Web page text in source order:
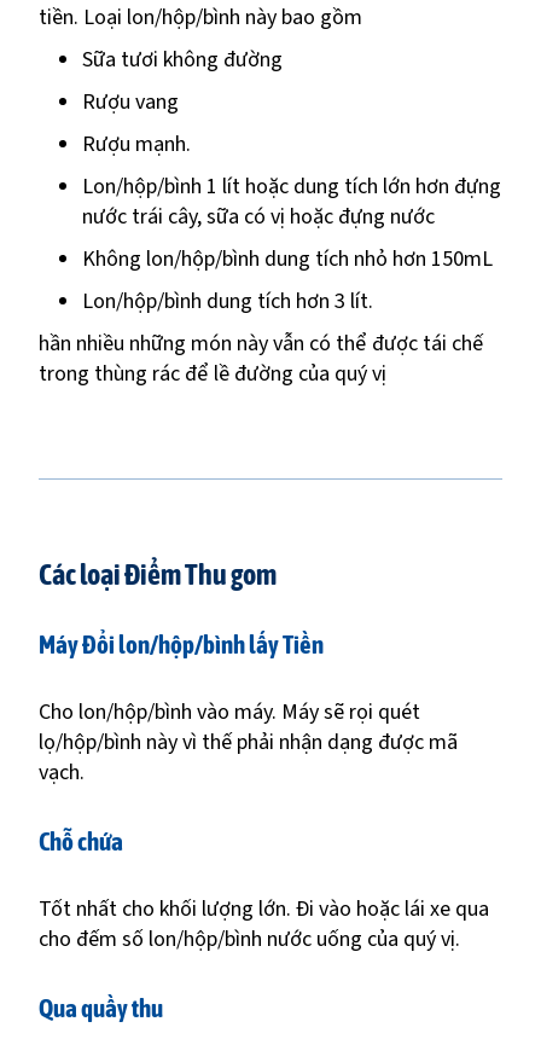
tiền. Loại lon/hộp/bình này bao gồm
Sữa tươi không đường
Rượu vang
Rượu mạnh.
Lon/hộp/bình 1 lít hoặc dung tích lớn hơn đựng
nước trái cây, sữa có vị hoặc đựng nước
Không lon/hộp/bình dung tích nhỏ hơn 150mL
Lon/hộp/bình dung tích hơn 3 lít.
hần nhiều những món này vẫn có thể được tái chế
trong thùng rác để lề đường của quý vị
Các loại Điểm Thu gom
Máy Đổi lon/hộp/bình lấy Tiền
Cho lon/hộp/bình vào máy. Máy sẽ rọi quét
lọ/hộp/bình này vì thế phải nhận dạng được mã
vạch.
Chỗ chứa
Tốt nhất cho khối lượng lớn. Đi vào hoặc lái xe qua
cho đếm số lon/hộp/bình nước uống của quý vị.
Qua quầy thu